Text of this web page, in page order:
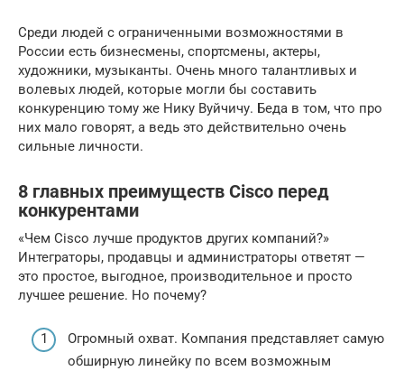
Среди людей с ограниченными возможностями в
России есть бизнесмены, спортсмены, актеры,
художники, музыканты. Очень много талантливых и
волевых людей, которые могли бы составить
конкуренцию тому же Нику Вуйчичу. Беда в том, что про
них мало говорят, а ведь это действительно очень
сильные личности.
8 главных преимуществ Cisco перед
конкурентами
«Чем Cisco лучше продуктов других компаний?»
Интеграторы, продавцы и администраторы ответят —
это простое, выгодное, производительное и просто
лучшее решение. Но почему?
Огромный охват. Компания представляет самую
обширную линейку по всем возможным